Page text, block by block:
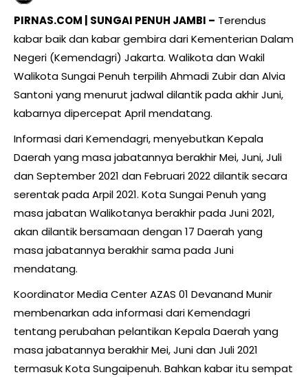
PIRNAS.COM | SUNGAI PENUH JAMBI – Terendus
kabar baik dan kabar gembira dari Kementerian Dalam
Negeri (Kemendagri) Jakarta. Walikota dan Wakil
Walikota Sungai Penuh terpilih Ahmadi Zubir dan Alvia
Santoni yang menurut jadwal dilantik pada akhir Juni,
kabarnya dipercepat April mendatang.
Informasi dari Kemendagri, menyebutkan Kepala
Daerah yang masa jabatannya berakhir Mei, Juni, Juli
dan September 2021 dan Februari 2022 dilantik secara
serentak pada Arpil 2021. Kota Sungai Penuh yang
masa jabatan Walikotanya berakhir pada Juni 2021,
akan dilantik bersamaan dengan 17 Daerah yang
masa jabatannya berakhir sama pada Juni
mendatang.
Koordinator Media Center AZAS 01 Devanand Munir
membenarkan ada informasi dari Kemendagri
tentang perubahan pelantikan Kepala Daerah yang
masa jabatannya berakhir Mei, Juni dan Juli 2021
termasuk Kota Sungaipenuh. Bahkan kabar itu sempat